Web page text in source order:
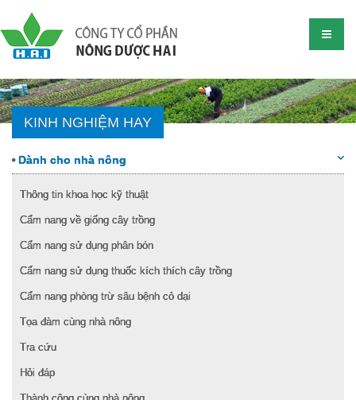
KINH NGHIỆM HAY
Dành cho nhà nông
Thông tin khoa học kỹ thuật
Cẩm nang về giống cây trồng
Cẩm nang sử dụng phân bón
Cẩm nang sử dụng thuốc kích thích cây trồng
Cẩm nang phòng trừ sâu bệnh cỏ dại
Tọa đàm cùng nhà nông
Tra cứu
Hỏi đáp